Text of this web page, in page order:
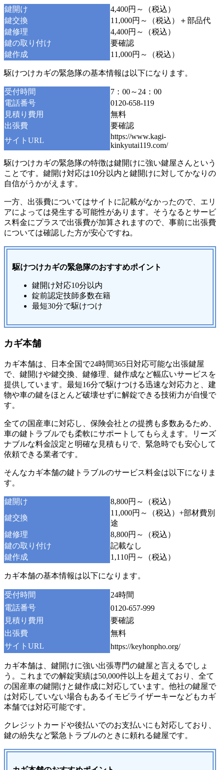
鍵開け
4,400円～（税込）
鍵交換
11,000円～（税込）＋部品代
鍵修理
4,400円～（税込）
鍵の取り付け
要確認
鍵作成
11,000円～（税込）
駆けつけカギの緊急隊の基本情報は以下になります。
受付時間
7：00～24：00
電話番号
0120-658-119
見積り費用
無料
出張費
要確認
サイトURL
https://www.kagi-
kinkyutai119.com/
駆けつけカギの緊急隊の特徴は鍵開けに強い鍵屋さんという
ことです。鍵開け対応は10分以内と鍵開けに対してかなりの
自信がうかがえます。
一方、出張費についてはサイトに記載がなかったので、エリ
アによっては発生する可能性があります。そうなるとサービ
ス料金にプラスで出張費が加算されますので、事前に出張費
については確認した方が安心ですね。
駆けつけカギの緊急隊のおすすめポイント
鍵開け対応10分以内
錠前認定技師多数在籍
最短30分で駆けつけ
カギ本舗
カギ本舗は、日本全国で24時間365日対応可能な出張鍵屋
で、鍵開けや鍵交換、鍵修理、鍵作成など幅広いサービスを
提供しています。最短16分で駆けつける迅速な対応力と、建
物や車の鍵をほとんど破壊せずに解錠できる技術力が自慢で
す。
全ての国産車に対応し、保険会社との提携も多数あるため、
車の鍵トラブルでも柔軟にサポートしてもらえます。リーズ
ナブルな料金設定と明確な見積もりで、緊急時でも安心して
依頼できる業者です。
そんなカギ本舗の鍵トラブルのサービス料金は以下になりま
す。
鍵開け
8,800円～（税込）
鍵交換
11,000円～（税込）+部材費別
途
鍵修理
8,800円～（税込）
鍵の取り付け
記載なし
鍵作成
1,110円～（税込）
カギ本舗の基本情報は以下になります。
受付時間
24時間
電話番号
0120-657-999
見積り費用
要確認
出張費
無料
サイトURL
https://keyhonpho.org/
カギ本舗は、鍵開けに強い出張専門の鍵屋と言えるでしょ
う。これまでの解錠実績は50,000件以上を超えており、全て
の国産車の鍵開けと鍵作成に対応しています。他社の鍵屋で
は対応していない場合もあるイモビライザーキーなどもカギ
本舗では対応可能です。
クレジットカードや後払いでのお支払いにも対応しており、
鍵の紛失など緊急トラブルのときに頼れる鍵屋です。